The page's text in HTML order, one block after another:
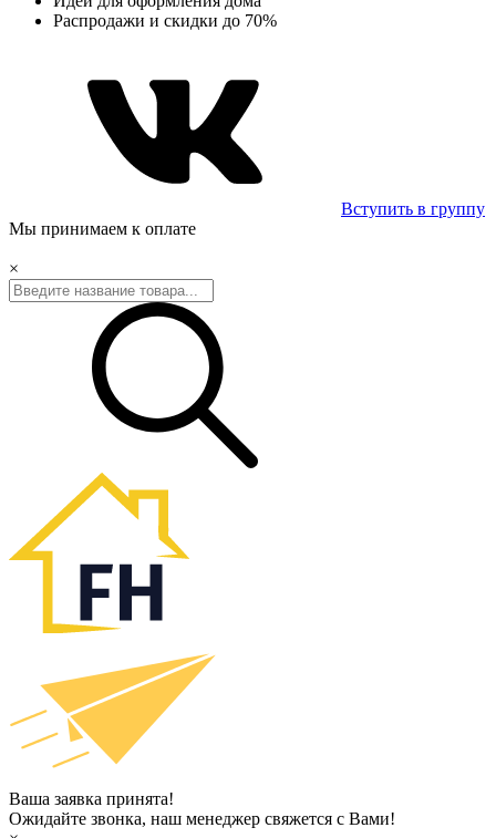
Распродажи и скидки до 70%
Вступить в группу
Мы принимаем к оплате
×
Ваша заявка принята!
Ожидайте звонка, наш менеджер свяжется с Вами!